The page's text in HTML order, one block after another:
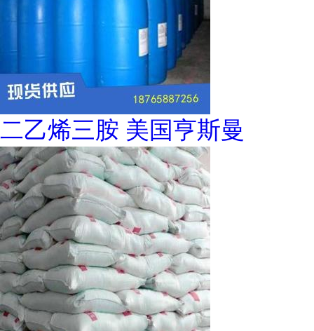
二乙烯三胺 美国亨斯曼